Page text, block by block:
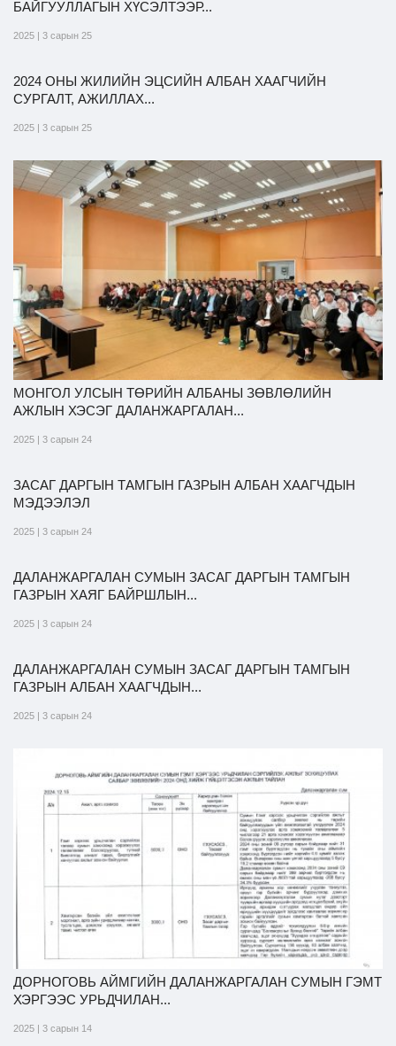
БАЙГУУЛЛАГЫН ХҮСЭЛТЭЭР...
2025 | 3 сарын 25
2024 ОНЫ ЖИЛИЙН ЭЦСИЙН АЛБАН ХААГЧИЙН
СУРГАЛТ, АЖИЛЛАХ...
2025 | 3 сарын 25
МОНГОЛ УЛСЫН ТӨРИЙН АЛБАНЫ ЗӨВЛӨЛИЙН
АЖЛЫН ХЭСЭГ ДАЛАНЖАРГАЛАН...
2025 | 3 сарын 24
ЗАСАГ ДАРГЫН ТАМГЫН ГАЗРЫН АЛБАН ХААГЧДЫН
МЭДЭЭЛЭЛ
2025 | 3 сарын 24
ДАЛАНЖАРГАЛАН СУМЫН ЗАСАГ ДАРГЫН ТАМГЫН
ГАЗРЫН ХАЯГ БАЙРШЛЫН...
2025 | 3 сарын 24
ДАЛАНЖАРГАЛАН СУМЫН ЗАСАГ ДАРГЫН ТАМГЫН
ГАЗРЫН АЛБАН ХААГЧДЫН...
2025 | 3 сарын 24
ДОРНОГОВЬ АЙМГИЙН ДАЛАНЖАРГАЛАН СУМЫН ГЭМТ
ХЭРГЭЭС УРЬДЧИЛАН...
2025 | 3 сарын 14